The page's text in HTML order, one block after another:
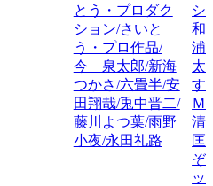
とう・プロダク
ション/さいと
う・プロ作品/
今 泉太郎/新海
つかさ/六畳半/安
田翔哉/兎中晋二/
藤川よつ葉/雨野
小夜/永田礼路
シ
和
浦
太
す
Ｍ
清
匡
ぞ
ッ